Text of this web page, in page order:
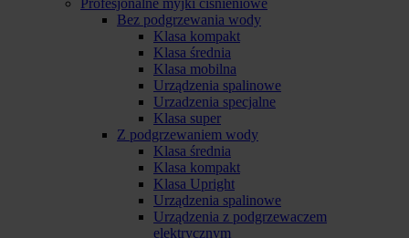
Profesjonalne myjki ciśnieniowe
Bez podgrzewania wody
Klasa kompakt
Klasa średnia
Klasa mobilna
Urządzenia spalinowe
Urzadzenia specjalne
Klasa super
Z podgrzewaniem wody
Klasa średnia
Klasa kompakt
Klasa Upright
Urządzenia spalinowe
Urządzenia z podgrzewaczem
elektrycznym